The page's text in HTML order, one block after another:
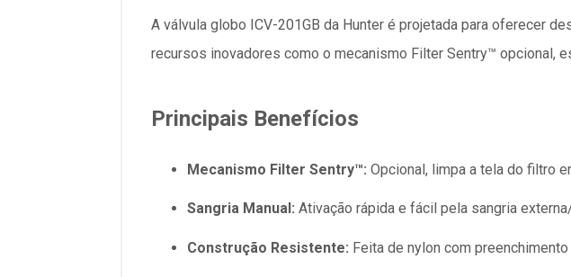
A válvula globo ICV-201GB da Hunter é projetada para oferecer
recursos inovadores como o mecanismo Filter Sentry™ opcional,
Principais Benefícios
Mecanismo Filter Sentry™: Opcional, limpa a tela do filtro
Sangria Manual: Ativação rápida e fácil pela sangria
Construção Resistente: Feita de nylon com